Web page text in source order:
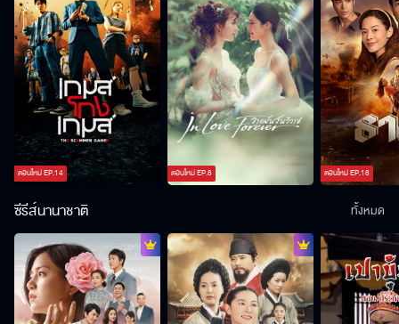
ตอนใหม่EP.14 ตอนใหม่EP.8 ตอนใหม่EP.18
ซีรีส์นานาชาติ ทั้งหมด